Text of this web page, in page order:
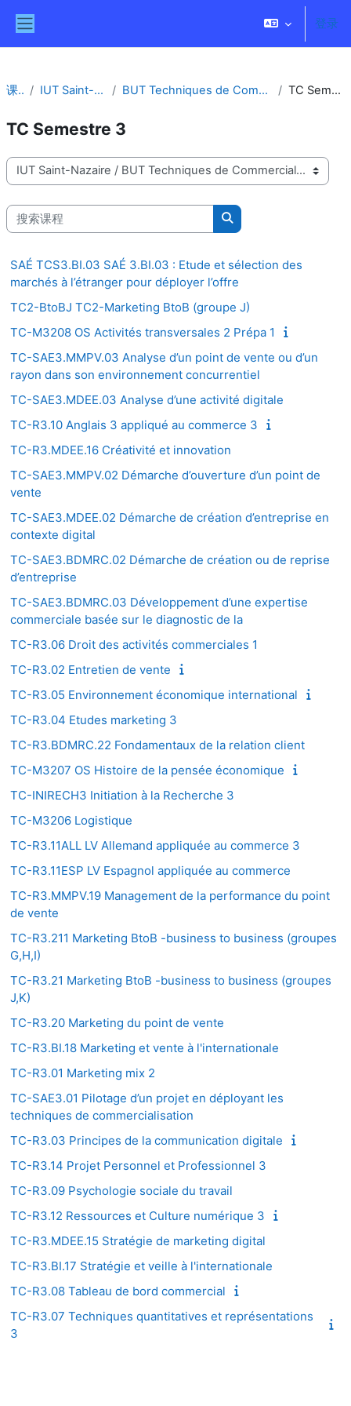
登录
课程 IUT Saint-Nazaire BUT Techniques de Commercialisation TC Semestre 3
TC Semestre 3
课程类别
搜索课程
搜索课程
SAÉ TCS3.BI.03 SAÉ 3.BI.03 : Etude et sélection des
marchés à l’étranger pour déployer l’offre
TC2-BtoBJ TC2-Marketing BtoB (groupe J)
TC-M3208 OS Activités transversales 2 Prépa 1
TC-SAE3.MMPV.03 Analyse d’un point de vente ou d’un
rayon dans son environnement concurrentiel
TC-SAE3.MDEE.03 Analyse d’une activité digitale
TC-R3.10 Anglais 3 appliqué au commerce 3
TC-R3.MDEE.16 Créativité et innovation
TC-SAE3.MMPV.02 Démarche d’ouverture d’un point de
vente
TC-SAE3.MDEE.02 Démarche de création d’entreprise en
contexte digital
TC-SAE3.BDMRC.02 Démarche de création ou de reprise
d’entreprise
TC-SAE3.BDMRC.03 Développement d’une expertise
commerciale basée sur le diagnostic de la
TC-R3.06 Droit des activités commerciales 1
TC-R3.02 Entretien de vente
TC-R3.05 Environnement économique international
TC-R3.04 Etudes marketing 3
TC-R3.BDMRC.22 Fondamentaux de la relation client
TC-M3207 OS Histoire de la pensée économique
TC-INIRECH3 Initiation à la Recherche 3
TC-M3206 Logistique
TC-R3.11ALL LV Allemand appliquée au commerce 3
TC-R3.11ESP LV Espagnol appliquée au commerce
TC-R3.MMPV.19 Management de la performance du point
de vente
TC-R3.211 Marketing BtoB -business to business (groupes
G,H,I)
TC-R3.21 Marketing BtoB -business to business (groupes
J,K)
TC-R3.20 Marketing du point de vente
TC-R3.BI.18 Marketing et vente à l'internationale
TC-R3.01 Marketing mix 2
TC-SAE3.01 Pilotage d’un projet en déployant les
techniques de commercialisation
TC-R3.03 Principes de la communication digitale
TC-R3.14 Projet Personnel et Professionnel 3
TC-R3.09 Psychologie sociale du travail
TC-R3.12 Ressources et Culture numérique 3
TC-R3.MDEE.15 Stratégie de marketing digital
TC-R3.BI.17 Stratégie et veille à l'internationale
TC-R3.08 Tableau de bord commercial
TC-R3.07 Techniques quantitatives et représentations
3